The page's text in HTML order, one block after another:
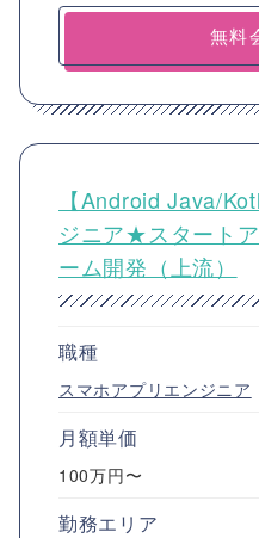
無料
【Android Java/
ジニア★スタート
ーム開発（上流）
職種
スマホアプリエンジニア
月額単価
100万円〜
勤務エリア